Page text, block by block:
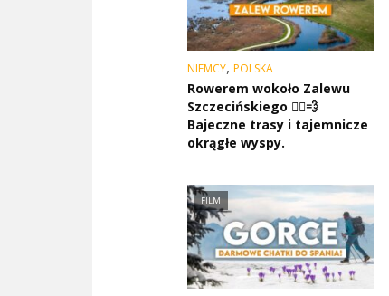
NIEMCY, POLSKA
Rowerem wokoło Zalewu
Szczecińskiego 🚴‍♂️💨
Bajeczne trasy i tajemnicze
okrągłe wyspy.
FILM